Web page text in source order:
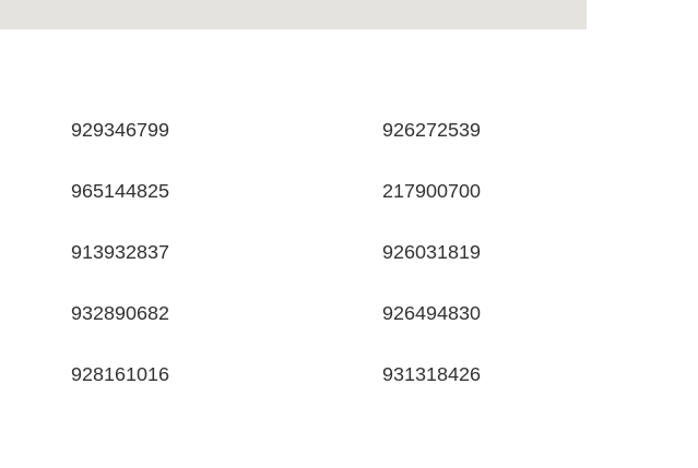
929346799 926272539
965144825 217900700
913932837 926031819
932890682 926494830
928161016 931318426